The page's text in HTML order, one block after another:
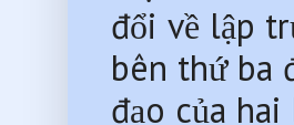
đổi về lập
bên thứ ba
đạo của